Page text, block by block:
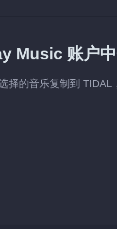
Music 账户
择的音乐复制到 TIDAL